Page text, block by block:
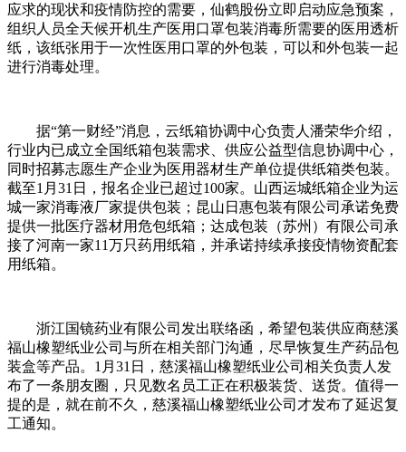
应求的现状和疫情防控的需要，仙鹤股份立即启动应急预案，
组织人员全天候开机生产医用口罩包装消毒所需要的医用透析
纸，该纸张用于一次性医用口罩的外包装，可以和外包装一起
进行消毒处理。
据“第一财经”消息，云纸箱协调中心负责人潘荣华介绍，
行业内已成立全国纸箱包装需求、供应公益型信息协调中心，
同时招募志愿生产企业为医用器材生产单位提供纸箱类包装。
截至1月31日，报名企业已超过100家。山西运城纸箱企业为运
城一家消毒液厂家提供包装；昆山日惠包装有限公司承诺免费
提供一批医疗器材用危包纸箱；达成包装（苏州）有限公司承
接了河南一家11万只药用纸箱，并承诺持续承接疫情物资配套
用纸箱。
浙江国镜药业有限公司发出联络函，希望包装供应商慈溪
福山橡塑纸业公司与所在相关部门沟通，尽早恢复生产药品包
装盒等产品。1月31日，慈溪福山橡塑纸业公司相关负责人发
布了一条朋友圈，只见数名员工正在积极装货、送货。值得一
提的是，就在前不久，慈溪福山橡塑纸业公司才发布了延迟复
工通知。